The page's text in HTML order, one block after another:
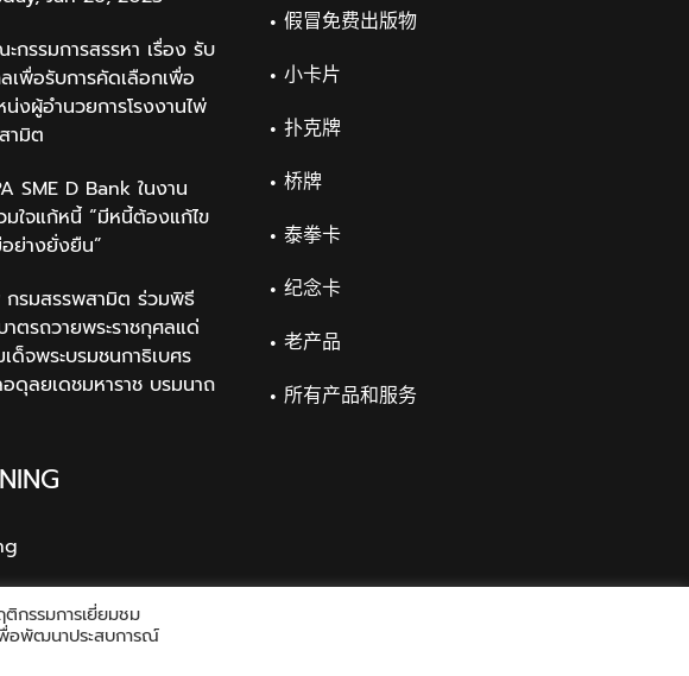
กรรมการสรรหา เรื่อง รับ
เพื่อรับการคัดเลือกเพื่อ
งผู้อำนวยการโรงงานไพ่
ามิต
SME D Bank ในงาน
มใจแก้หนี้ “มีหนี้ต้องแก้ไข
ย่างยั่งยืน”
กรมสรรพสามิต ร่วมพิธี
ตรถวายพระราชกุศลแด่
ด็จพระบรมชนกาธิเบศร
ดุลยเดชมหาราช บรมนาถ
假冒免费出版物
小卡片
扑克牌
桥牌
泰拳卡
纪念卡
老产品
所有产品和服务
กรรมการเยี่ยมชม
พื่อพัฒนาประสบการณ์